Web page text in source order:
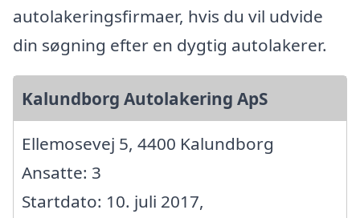
autolakeringsfirmaer, hvis du vil udvide
din søgning efter en dygtig autolakerer.
Kalundborg Autolakering ApS
Ellemosevej 5, 4400 Kalundborg
Ansatte: 3
Startdato: 10. juli 2017,